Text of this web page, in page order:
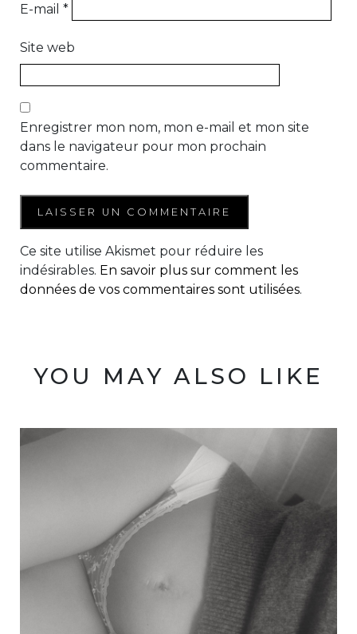
E-mail *
Site web
Enregistrer mon nom, mon e-mail et mon site
dans le navigateur pour mon prochain
commentaire.
Ce site utilise Akismet pour réduire les
indésirables. En savoir plus sur comment les
données de vos commentaires sont utilisées.
YOU MAY ALSO LIKE